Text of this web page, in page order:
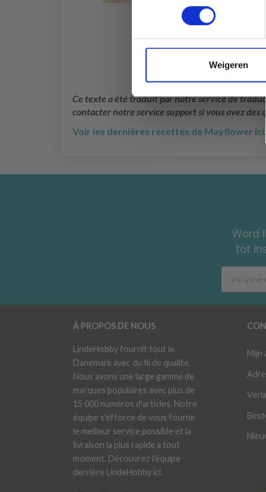
Weigeren
Ce texte a été traduit par notre service de
contacter notre service support si vous avez des
Voir les dernières recettes de Mayflower ici.
Word
tot
À PROPOS DE NOUS
LindeHobby fournit tout le
Danemark avec du fil de qualité.
Nous avons une large gamme de
marques populaires avec plus de
15 000 numéros d'articles. Notre
équipe s'efforce de vous fournir
le meilleur service possible et la
livraison la plus rapide à tout
moment. Découvrez l'équipe
derrière LindeHobby ici.
Mijn